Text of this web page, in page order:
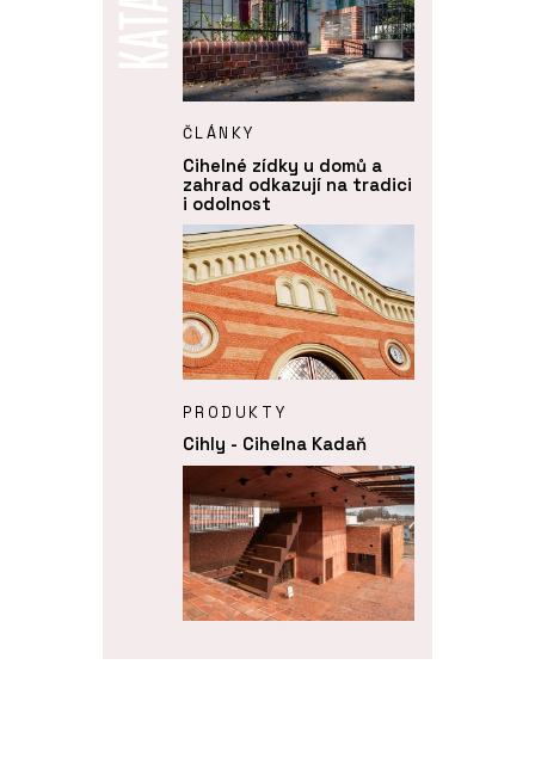
ČLÁNKY
Cihelné zídky u domů a
zahrad odkazují na tradici
i odolnost
PRODUKTY
Cihly - Cihelna Kadaň